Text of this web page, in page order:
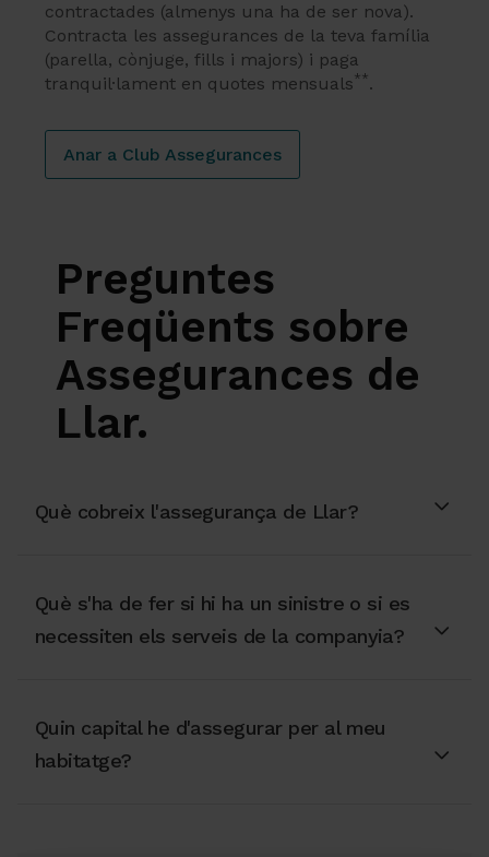
contractades (almenys una ha de ser nova).
Contracta les assegurances de la teva família
(parella, cònjuge, fills i majors) i paga
tranquil·lament en quotes mensuals**.
Anar a Club Assegurances
Preguntes
Freqüents sobre
Assegurances de
Llar.
Què cobreix l'assegurança de Llar?
Què s'ha de fer si hi ha un sinistre o si es
necessiten els serveis de la companyia?
Quin capital he d'assegurar per al meu
habitatge?